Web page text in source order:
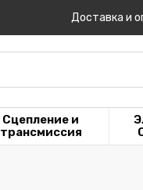
Доставка и
Сцепление и
трансмиссия